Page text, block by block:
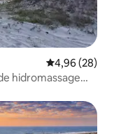
4,96 de uma
4,96 (28)
hidromassagem,